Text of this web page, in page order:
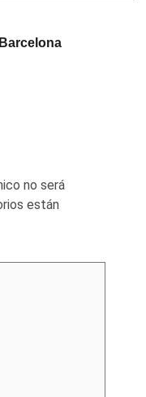
no será
están